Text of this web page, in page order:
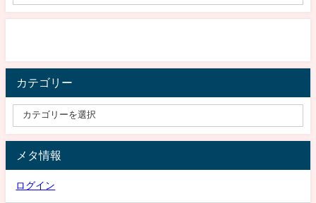
カテゴリー
メタ情報
ログイン